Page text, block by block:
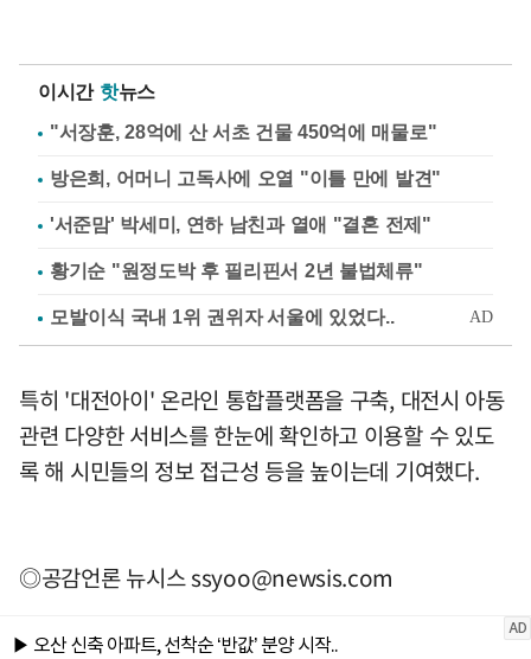
이시간 핫뉴스
"서장훈, 28억에 산 서초 건물 450억에 매물로"
방은희, 어머니 고독사에 오열 "이틀 만에 발견"
'서준맘' 박세미, 연하 남친과 열애 "결혼 전제"
황기순 "원정도박 후 필리핀서 2년 불법체류"
특히 '대전아이' 온라인 통합플랫폼을 구축, 대전시 아동
관련 다양한 서비스를 한눈에 확인하고 이용할 수 있도
록 해 시민들의 정보 접근성 등을 높이는데 기여했다.
◎공감언론 뉴시스ssyoo@newsis.com